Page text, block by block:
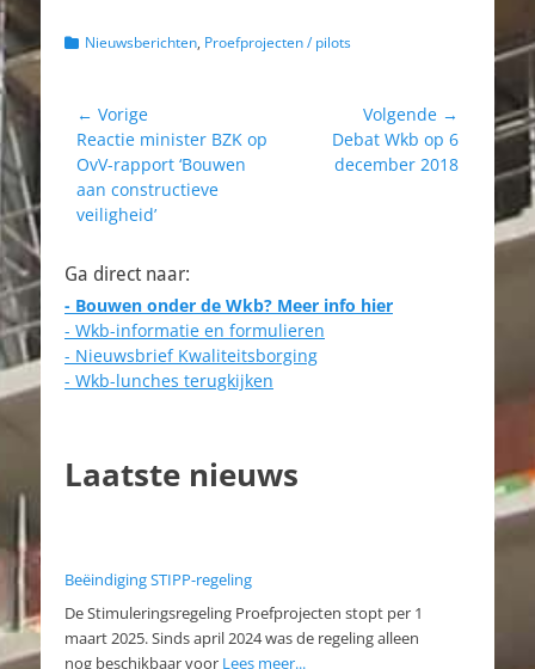
maken heeft met het
aanbod samen en
ondersteunt zo
particulieren,
bedrijven en
(semi)overheden bij
het aanvragen van
met het uitvoeren
conform de wet- en
regelgeving.
Waarom Opvallend…
Categorieën
Nieuwsberichten, Proefprojecten / pilots
Bericht
navigatie
← Vorige
Vorig
bericht:
Reactie minister BZK op
OvV-rapport ‘Bouwen
aan constructieve
veiligheid’
Volgende →
Debat Wkb op 6
december 2018
Ga direct naar:
- Bouwen onder de Wkb? Meer info hier
- Wkb-informatie en formulieren
- Nieuwsbrief Kwaliteitsborging
- Wkb-lunches terugkijken
Laatste nieuws
Beëindiging STIPP-regeling
De Stimuleringsregeling Proefprojecten stopt per 1
maart 2025. Sinds april 2024 was de regeling alleen
nog beschikbaar voor Lees meer...